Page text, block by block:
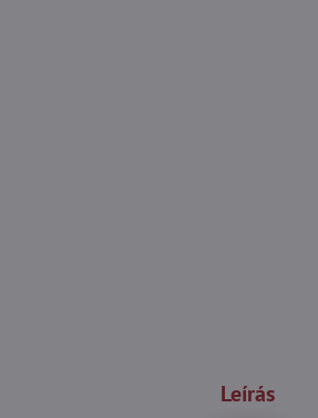
Leírás